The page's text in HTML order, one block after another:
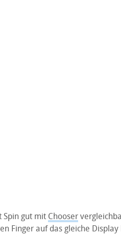
Spin gut mit Chooser
Finger auf das gleiche Display